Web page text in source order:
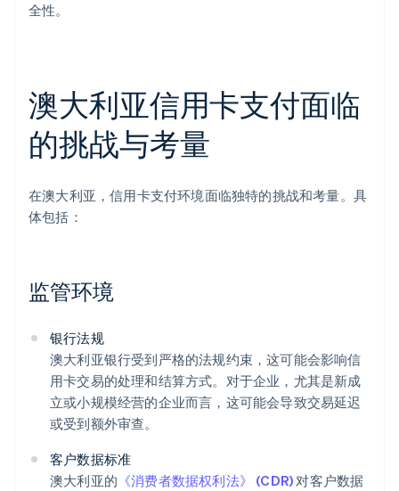
全性。
澳大利亚信用卡支付面临
的挑战与考量
在澳大利亚，信用卡支付环境面临独特的挑战和考量。具
体包括：
监管环境
银行法规
澳大利亚银行受到严格的法规约束，这可能会影响信
用卡交易的处理和结算方式。对于企业，尤其是新成
立或小规模经营的企业而言，这可能会导致交易延迟
或受到额外审查。
客户数据标准
澳大利亚的 《消费者数据权利法》 (CDR)对客户数据